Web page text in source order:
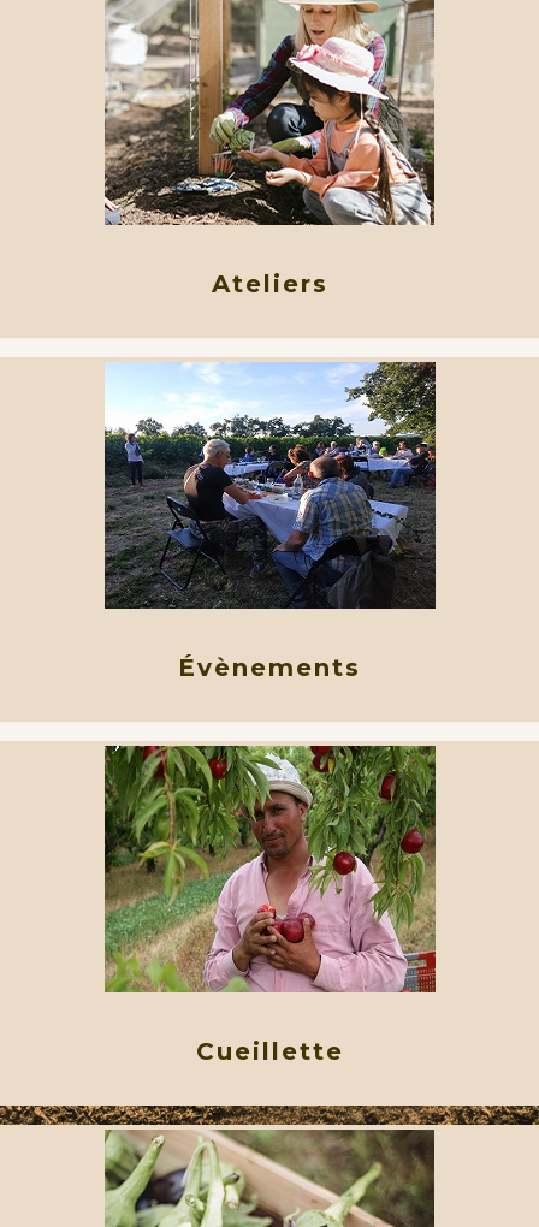
Ateliers
Évènements
Cueillette